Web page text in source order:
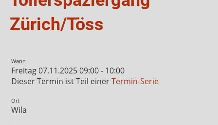
Zürich/Töss
Wann
Freitag 07.11.2025 09:00 - 10:00
Dieser Termin ist Teil einerTermin-Serie
Ort
Wila